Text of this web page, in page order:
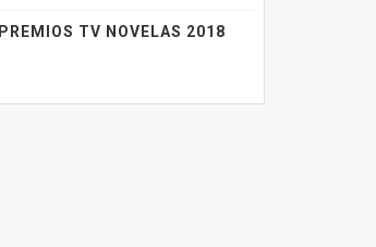
PREMIOS TV NOVELAS 2018